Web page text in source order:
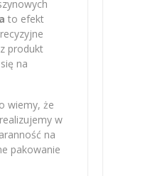
to efekt
produkt
na
wiemy, że
w
na
pakowanie